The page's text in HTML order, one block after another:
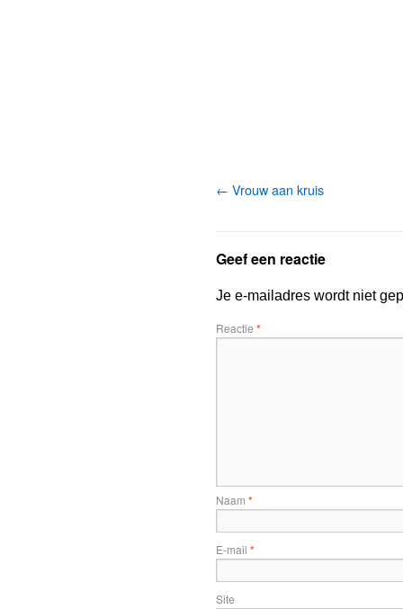
Vrouw aan kruis
Geef een reactie
Je e-mailadres wordt niet
Reactie *
Naam *
E-mail *
Site